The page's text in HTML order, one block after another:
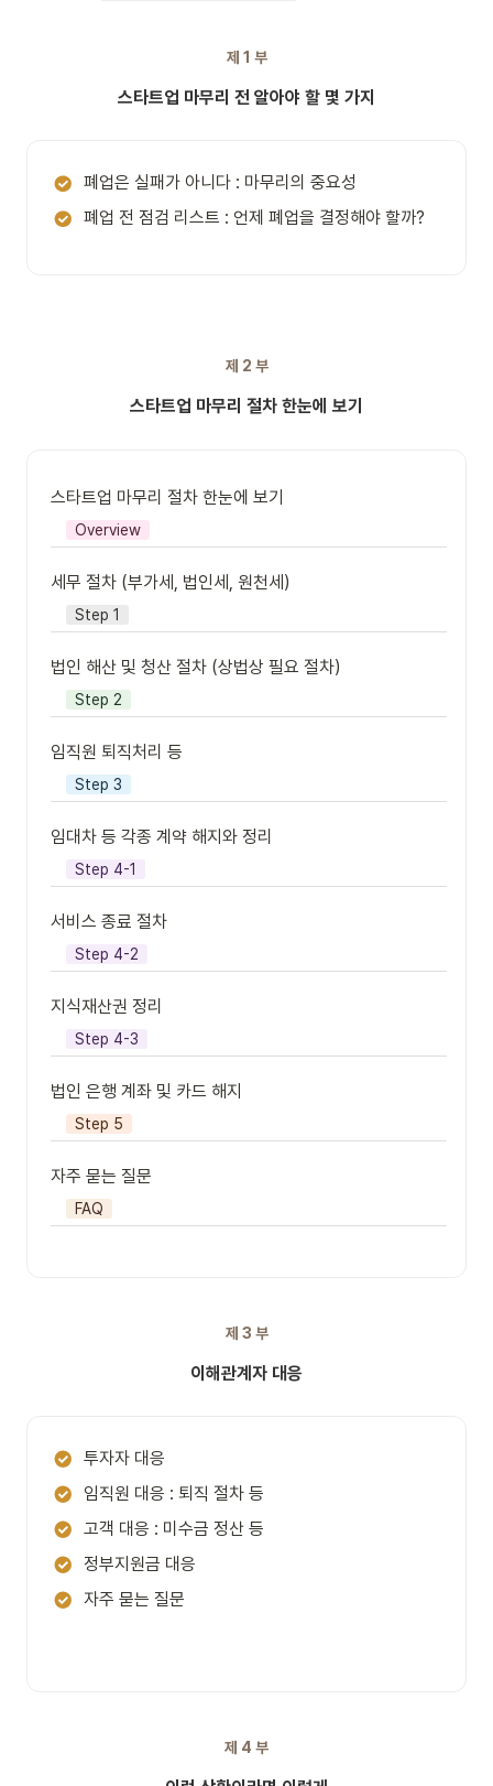
제 1 부
스타트업 마무리 전 알아야 할 몇 가지
폐업은 실패가 아니다 : 마무리의 중요성
폐업 전 점검 리스트 : 언제 폐업을 결정해야 할까?
제 2 부
스타트업 마무리 절차 한눈에 보기
스타트업 마무리 절차 한눈에 보기
Overview
세무 절차 (부가세, 법인세, 원천세)
Step 1
법인 해산 및 청산 절차 (상법상 필요 절차)
Step 2
임직원 퇴직처리 등
Step 3
임대차 등 각종 계약 해지와 정리
Step 4-1
서비스 종료 절차
Step 4-2
지식재산권 정리
Step 4-3
법인 은행 계좌 및 카드 해지
Step 5
자주 묻는 질문
FAQ
제 3 부
이해관계자 대응
투자자 대응
임직원 대응 : 퇴직 절차 등
고객 대응 : 미수금 정산 등
정부지원금 대응
자주 묻는 질문
제 4 부